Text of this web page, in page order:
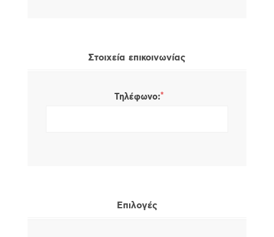
Στοιχεία επικοινωνίας
Τηλέφωνο:*
Επιλογές